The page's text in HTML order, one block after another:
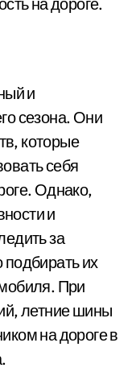
и
сезона. Они
которые
себя
Однако,
и
за
их
При
летние шины
на дороге в